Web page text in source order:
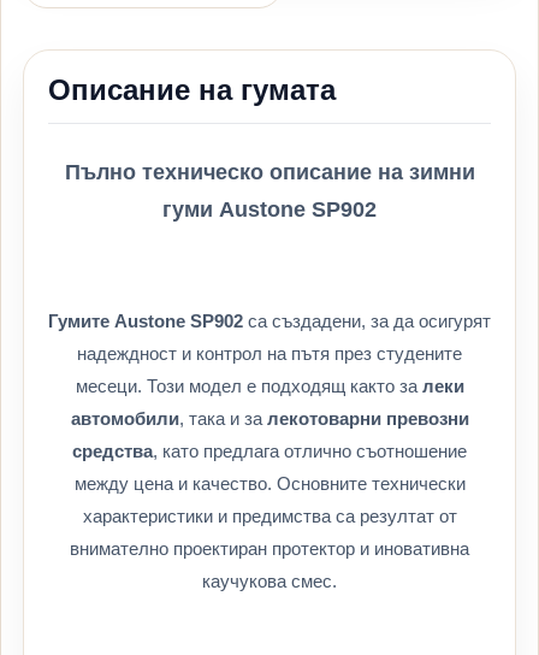
Описание на гумата
Пълно техническо описание на зимни
гуми Austone SP902
Гумите Austone SP902 са създадени, за да осигурят
надеждност и контрол на пътя през студените
месеци. Този модел е подходящ както за леки
автомобили, така и за лекотоварни превозни
средства, като предлага отлично съотношение
между цена и качество. Основните технически
характеристики и предимства са резултат от
внимателно проектиран протектор и иновативна
каучукова смес.